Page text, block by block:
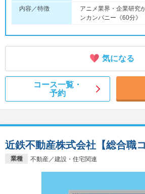
内容／特徴
アニメ業界・企業研究
ンカンパニー《60分》
気になる
コース一覧・
予約
業種 不動産／建設・住宅関連
近鉄不動産株式会社【総合職コ